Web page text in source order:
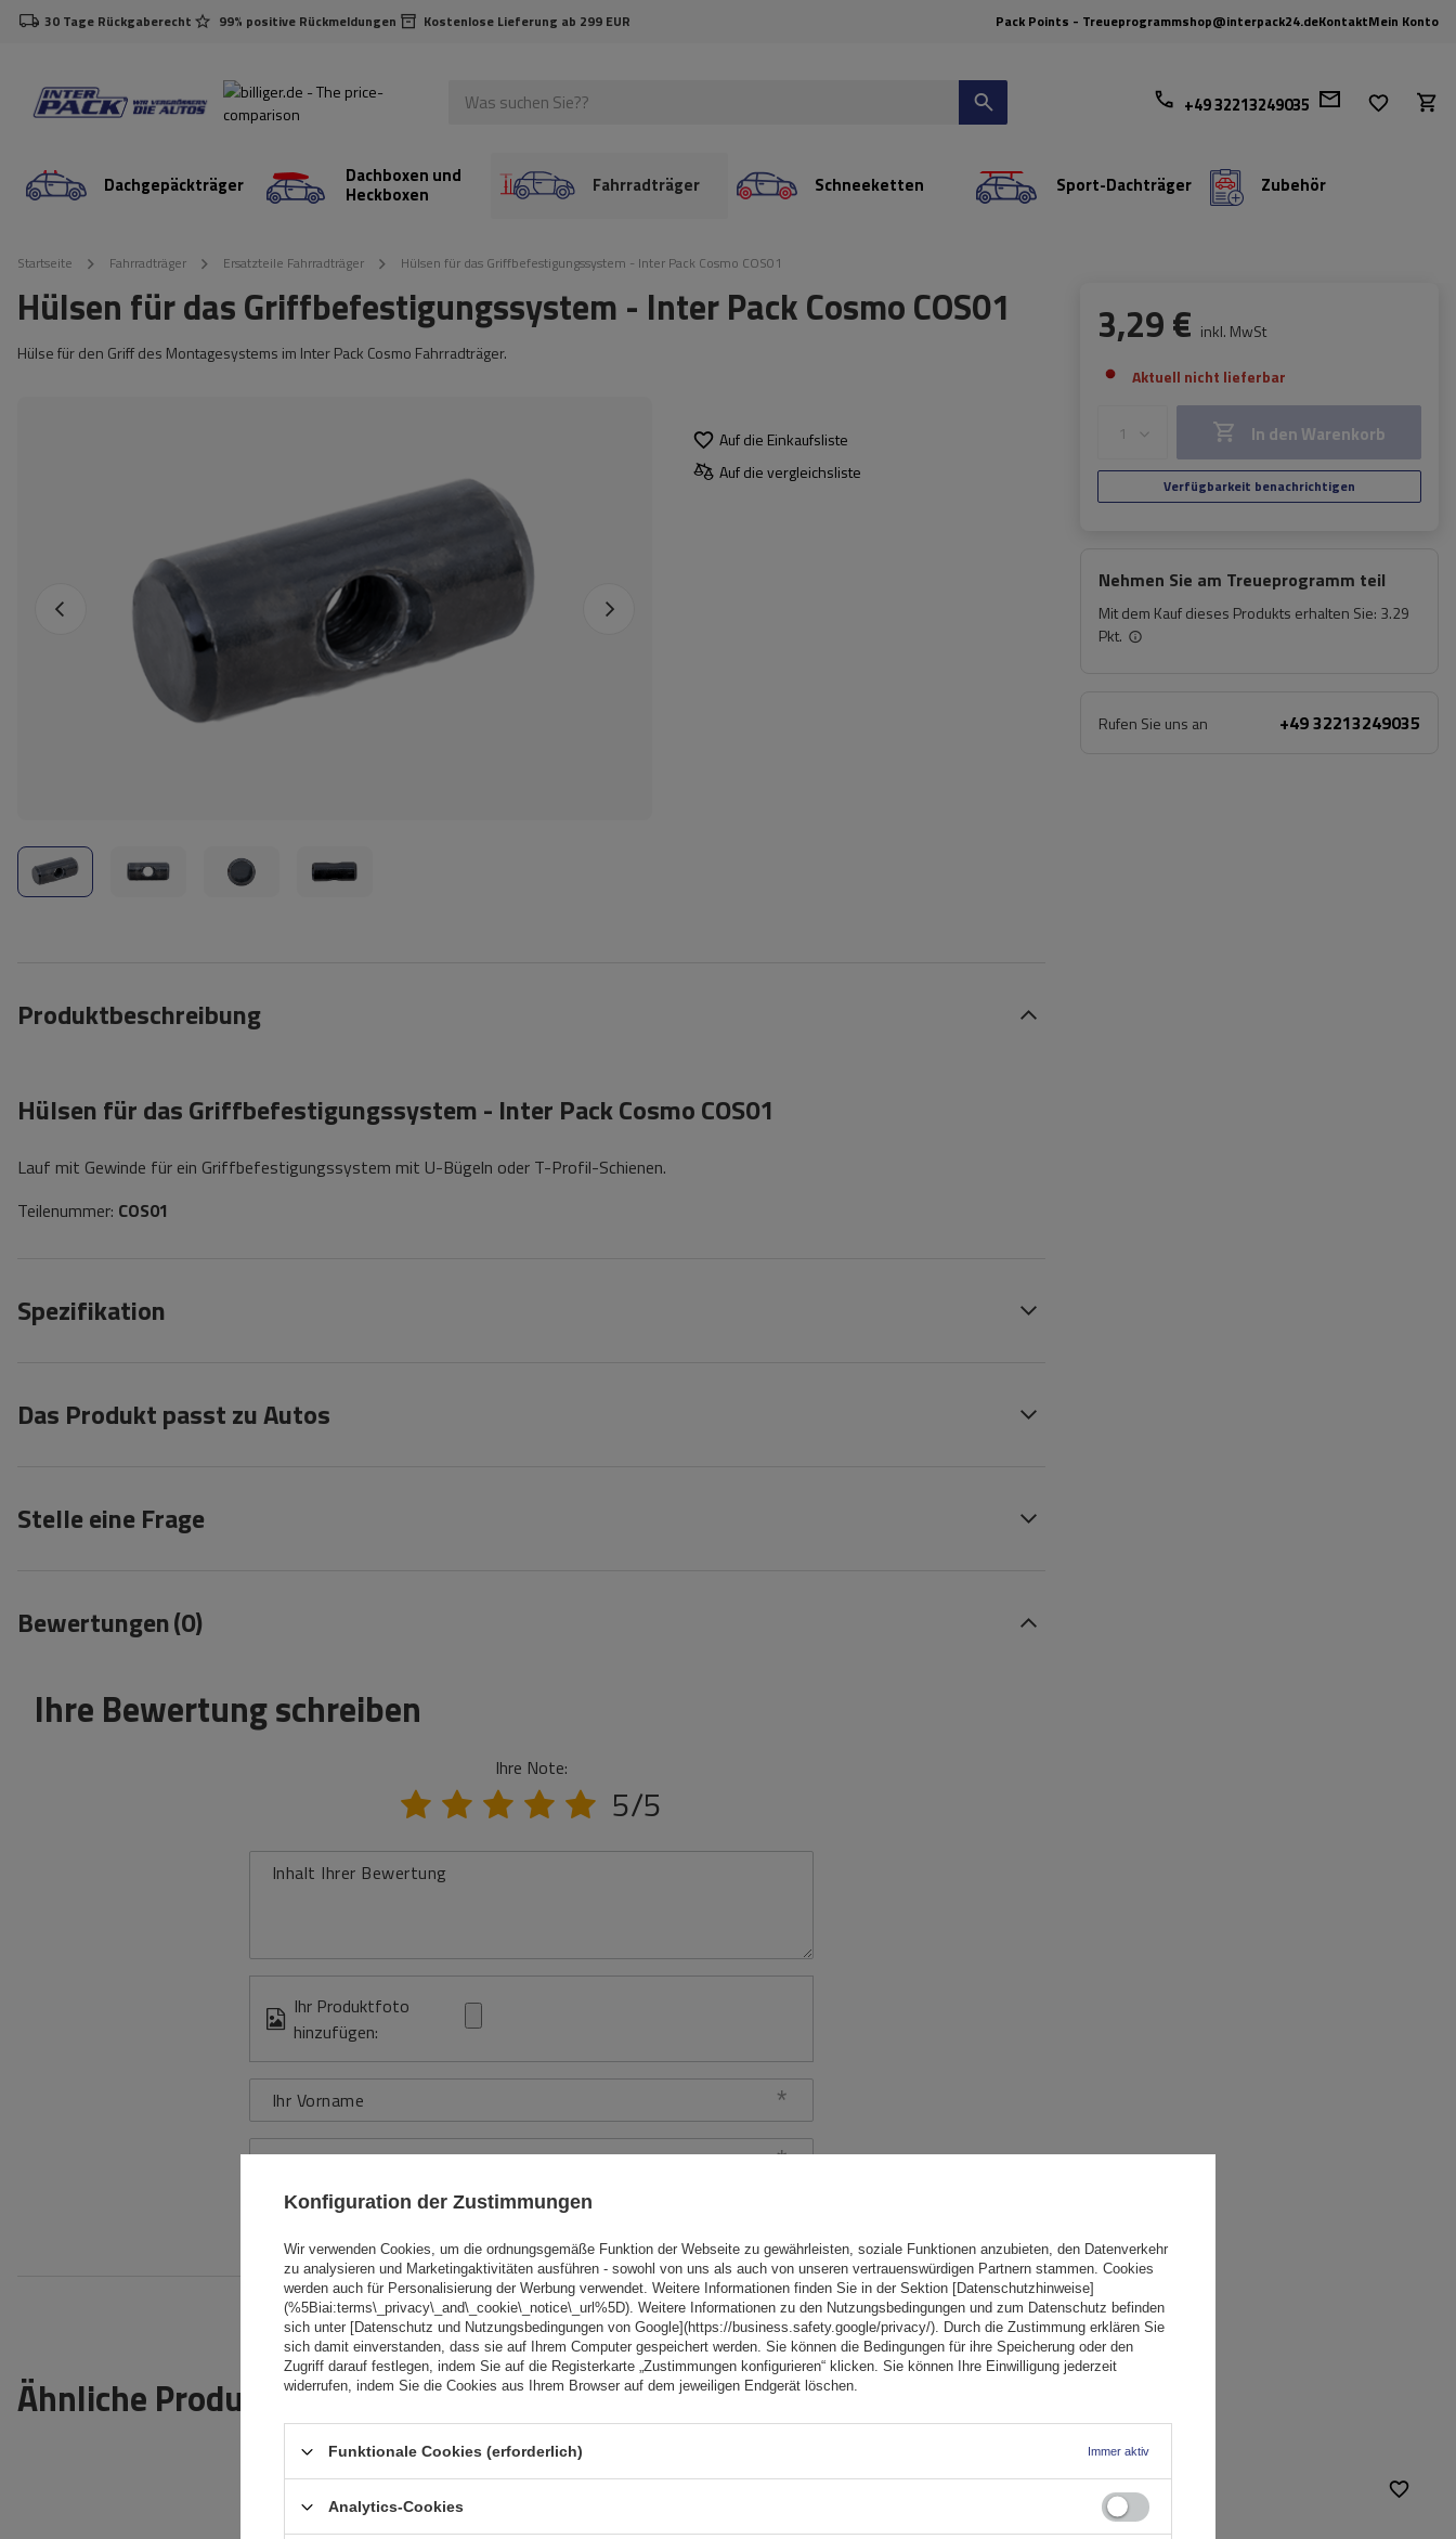
30 Tage Rückgaberecht 99% positive Rückmeldungen Kostenlose Lieferung ab 299 EUR Pack Points - Treueprogrammshop@interpack24.deKontaktMein Konto
+49 32213249035
Dachgepäckträger Dachboxen und
Heckboxen Fahrradträger Schneeketten Sport-Dachträger Zubehör
Startseite Fahrradträger Ersatzteile Fahrradträger Hülsen für das Griffbefestigungssystem - Inter Pack Cosmo COS01
Hülsen für das Griffbefestigungssystem - Inter Pack Cosmo COS01
Hülse für den Griff des Montagesystems im Inter Pack Cosmo Fahrradträger.
Auf die Einkaufsliste
Auf die vergleichsliste
3,29 € inkl. MwSt
Aktuell nicht lieferbar
In den Warenkorb
Verfügbarkeit benachrichtigen
Nehmen Sie am Treueprogramm teil
Mit dem Kauf dieses Produkts erhalten Sie: 3.29
Pkt.
Rufen Sie uns an +49 32213249035
Produktbeschreibung
Hülsen für das Griffbefestigungssystem - Inter Pack Cosmo COS01
Lauf mit Gewinde für ein Griffbefestigungssystem mit U-Bügeln oder T-Profil-Schienen.
Teilenummer: COS01
Spezifikation
Das Produkt passt zu Autos
Stelle eine Frage
Bewertungen(0)
Ihre Bewertung schreiben
Ihre Note:
5/5
Inhalt Ihrer Bewertung
Ihr Produktfoto
hinzufügen:
Ihr Vorname
Ihre E-Mail-Adresse
Bewertung abschicken
Ähnliche Produkte
Konfiguration der Zustimmungen
Wir verwenden Cookies, um die ordnungsgemäße Funktion der Webseite zu gewährleisten, soziale Funktionen anzubieten, den Datenverkehr
zu analysieren und Marketingaktivitäten ausführen - sowohl von uns als auch von unseren vertrauenswürdigen Partnern stammen. Cookies
werden auch für Personalisierung der Werbung verwendet. Weitere Informationen finden Sie in der Sektion [Datenschutzhinweise]
(%5Biai:terms\_privacy\_and\_cookie\_notice\_url%5D). Weitere Informationen zu den Nutzungsbedingungen und zum Datenschutz befinden
sich unter [Datenschutz und Nutzungsbedingungen von Google](https://business.safety.google/privacy/). Durch die Zustimmung erklären Sie
sich damit einverstanden, dass sie auf Ihrem Computer gespeichert werden. Sie können die Bedingungen für ihre Speicherung oder den
Zugriff darauf festlegen, indem Sie auf die Registerkarte „Zustimmungen konfigurieren“ klicken. Sie können Ihre Einwilligung jederzeit
widerrufen, indem Sie die Cookies aus Ihrem Browser auf dem jeweiligen Endgerät löschen.
Funktionale Cookies (erforderlich) Immer aktiv
Analytics-Cookies